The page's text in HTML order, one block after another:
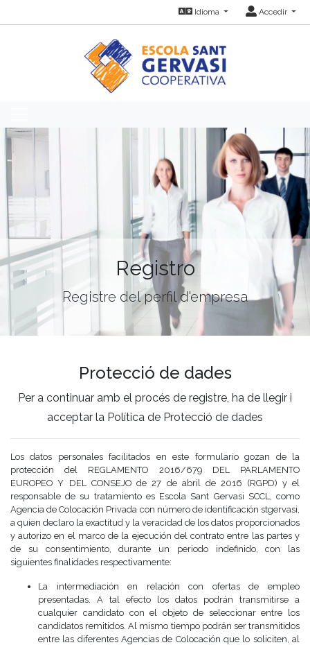
Idioma Accedir
Registro
Registre del perfil d'empresa
Protecció de dades
Per a continuar amb el procés de registre, ha de llegir i
acceptar la Política de Protecció de dades
Los datos personales facilitados en este formulario gozan de la
protección del REGLAMENTO 2016/679 DEL PARLAMENTO
EUROPEO Y DEL CONSEJO de 27 de abril de 2016 (RGPD) y el
responsable de su tratamiento es Escola Sant Gervasi SCCL, como
Agencia de Colocación Privada con número de identificación stgervasi,
a quien declaro la exactitud y la veracidad de los datos proporcionados
y autorizo en el marco de la ejecución del contrato entre las partes y
de su consentimiento, durante un periodo indefinido, con las
siguientes finalidades respectivamente:
La intermediación en relación con ofertas de empleo
presentadas. A tal efecto los datos podrán transmitirse a
cualquier candidato con el objeto de seleccionar entre los
candidatos remitidos. Al mismo tiempo podrán ser transmitidos
entre las diferentes Agencias de Colocación que lo soliciten, al